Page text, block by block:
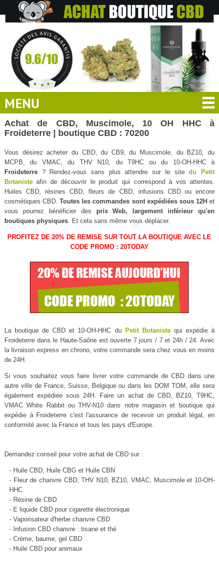
MENU
Achat de CBD, Muscimole, 10 OH HHC à
Froideterre | boutique CBD : 70200
Vous désirez acheter du CBD, du CB9, du Muscimole, du BZ10, du
MCPB, du VMAC, du THV N10, du T9HC ou du 10-OH-HHC à
Froideterre? Rendez-vous sans plus attendre sur le sitedu Petit
Botanisteafin de découvrir le produit qui correspond à vos attentes.
Huiles CBD, résines CBD, fleurs de CBD, infusions CBD ou encore
cosmétiques CBD.Toutes les commandes sont expédiées sous 12H et
vous pourrez bénéficier des prix Web, largement inférieur qu'en
boutiques physiques. Et cela sans même vous déplacer.
PROFITEZ DE 20% DE REMISE SUR TOUT LA BOUTIQUE AVEC LE
CODE PROMO : 20TODAY
La boutique de CBD et 10-OH-HHC du Petit Botanistequi expédie à
Froideterre dans le Haute-Saône est ouverte 7 jours / 7 et 24h / 24. Avec
la livraison express en chrono, votre commande sera chez vous en moins
de 24H.
Si vous souhaitez vous faire livrer votre commande de CBD dans une
autre ville de France, Suisse, Belgique ou dans les DOM TOM, elle sera
également expédiée sous 24H. Faire un achat de CBD, BZ10, T9HC,
VMAC White Rabbit ou THV-N10 dans notre magasin et boutique qui
expédie à Froideterre c'est l'assurance de recevoir un produit légal, en
conformité avec la France et tous les pays d'Europe.
Demandez conseil pour votre achat de CBD sur :
- Huile CBD, Huile CBG et Huile CBN
- Fleur de chanvre CBD, THV N10, BZ10, VMAC, Muscimole et 10-OH-
HHC
- Résine de CBD
- E liquide CBD pour cigarette électronique
- Vaporisateur d'herbe chanvre CBD
- Infusion CBD chanvre : tisane et thé
- Crème, baume, gel CBD
- Huile CBD pour animaux